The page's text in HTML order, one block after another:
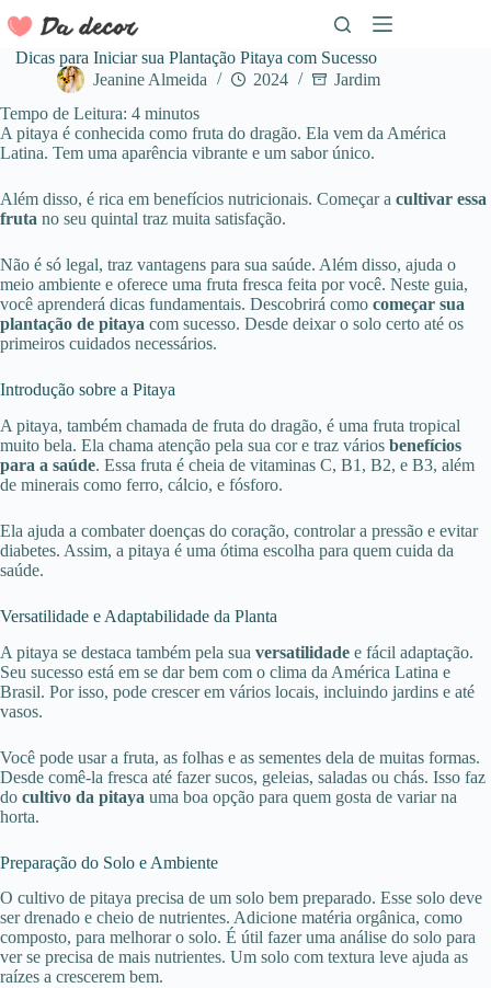
para
conteúdo
Dicas para Iniciar sua Plantação Pitaya com Sucesso
Jeanine Almeida
2024
Jardim
Tempo de Leitura: 4 minutos
A pitaya é conhecida como fruta do dragão. Ela vem da América
Latina. Tem uma aparência vibrante e um sabor único.
Além disso, é rica em benefícios nutricionais. Começar a cultivar essa
fruta no seu quintal traz muita satisfação.
Não é só legal, traz vantagens para sua saúde. Além disso, ajuda o
meio ambiente e oferece uma fruta fresca feita por você. Neste guia,
você aprenderá dicas fundamentais. Descobrirá como começar sua
plantação de pitaya com sucesso. Desde deixar o solo certo até os
primeiros cuidados necessários.
Introdução sobre a Pitaya
A pitaya, também chamada de fruta do dragão, é uma fruta tropical
muito bela. Ela chama atenção pela sua cor e traz vários benefícios
para a saúde. Essa fruta é cheia de vitaminas C, B1, B2, e B3, além
de minerais como ferro, cálcio, e fósforo.
Ela ajuda a combater doenças do coração, controlar a pressão e evitar
diabetes. Assim, a pitaya é uma ótima escolha para quem cuida da
saúde.
Versatilidade e Adaptabilidade da Planta
A pitaya se destaca também pela sua versatilidade e fácil adaptação.
Seu sucesso está em se dar bem com o clima da América Latina e
Brasil. Por isso, pode crescer em vários locais, incluindo jardins e até
vasos.
Você pode usar a fruta, as folhas e as sementes dela de muitas formas.
Desde comê-la fresca até fazer sucos, geleias, saladas ou chás. Isso faz
do cultivo da pitaya uma boa opção para quem gosta de variar na
horta.
Preparação do Solo e Ambiente
O cultivo de pitaya precisa de um solo bem preparado. Esse solo deve
ser drenado e cheio de nutrientes. Adicione matéria orgânica, como
composto, para melhorar o solo. É útil fazer uma análise do solo para
ver se precisa de mais nutrientes. Um solo com textura leve ajuda as
raízes a crescerem bem.